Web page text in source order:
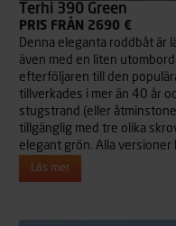
Terhi 390 Green
PRIS FRÅN 2690 €
Denna eleganta roddbåt är
även med en liten
efterföljaren till den
tillverkades i mer än 40 år
stugstrand (eller
tillgänglig med tre olika
elegant grön. Alla versioner
Läs mer